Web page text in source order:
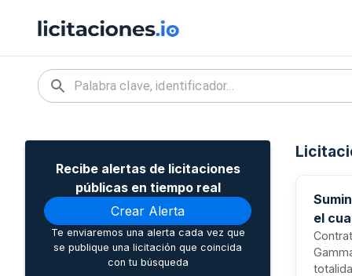
Recibe alertas de licitaciones
públicas en tiempo real
Crear Alerta
Te enviaremos una alerta cada vez que
se publique una licitación que coincida
con tu búsqueda
el